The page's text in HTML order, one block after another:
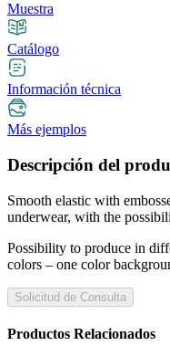
Muestra
Catálogo
Información técnica
Más ejemplos
Descripción del
Smooth elastic with
underwear, with the
Possibility to produce in
colors – one color
Solicitud de Consulta
Productos Relacionados